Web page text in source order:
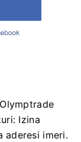
Izina
aderesi imeri.